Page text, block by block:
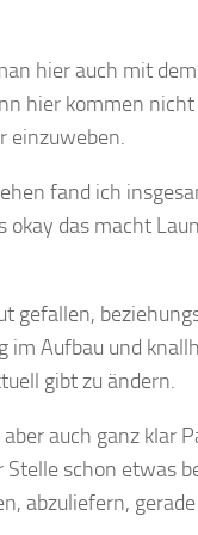
hier auch mit
hier kommen
einzuweben.
fand ich
okay das macht
gefallen,
im Aufbau und
gibt zu ändern.
auch ganz klar
schon etwas
abzuliefern,